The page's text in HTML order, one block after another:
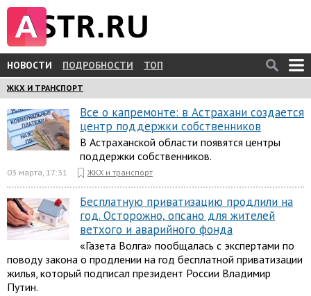
НОВОСТИ ПОДРОБНОСТИ ТОП
ЖКХ И ТРАНСПОРТ
Все о капремонте: в Астрахани создается
центр поддержки собственников
В Астраханской области появятся центры
поддержки собственников.
03 марта, 17:31 ЖКХ и транспорт
Бесплатную приватизацию продлили на
год. Осторожно, опсано для жителей
ветхого и аварийного фонда
«Газета Волга» пообщалась с экспертами по
поводу закона о продлении на год бесплатной приватизации
жилья, который подписал президент России Владимир
Путин.